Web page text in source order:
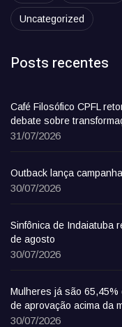
Uncategorized
Posts recentes
Café Filosófico CPFL
debate sobre
31/07/2026
Outback lança
30/07/2026
Sinfônica de Indaiatuba
de agosto
30/07/2026
Mulheres já são
de aprovação acima da
30/07/2026